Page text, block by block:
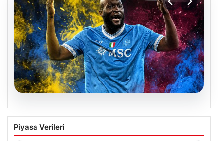
07.08.2026
Fenerbahçe istemişti, Trabzonspor
Lukaku’yu da alıyor!
Piyasa Verileri